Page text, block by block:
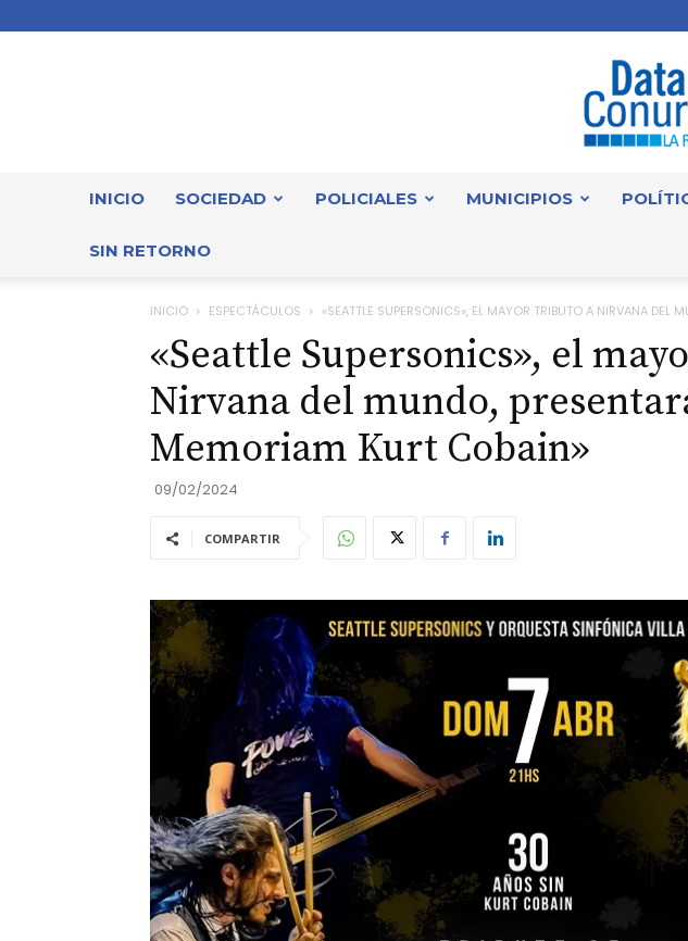
INICIO SOCIEDAD POLICIALES MUNICIPIOS
SIN RETORNO
INICIO ESPECTÁCULOS «SEATTLE SUPERSONICS», EL MAYOR TRIBUTO A NIRVANA DEL
«Seattle Supersonics», el
Nirvana del mundo,
Memoriam Kurt Cobain»
09/02/2024
COMPARTIR